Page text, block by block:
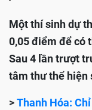
Một thí sinh dự
0,05 điểm để có
Sau 4 lần trượt
tâm thư thể hiện
>Thanh Hóa: